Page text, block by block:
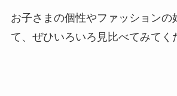
お子さまの個性やファッションの
て、ぜひいろいろ見比べてみてく